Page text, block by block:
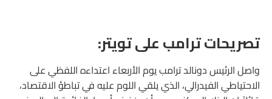
تصريحات ترامب على تويتر:
واصل الرئيس دونالد ترامب يوم الأربعاء اعتداءه اللفظي على
الاحتياطي الفيدرالي، الذي يلقي اللوم عليه في تباطؤ الاقتصاد،